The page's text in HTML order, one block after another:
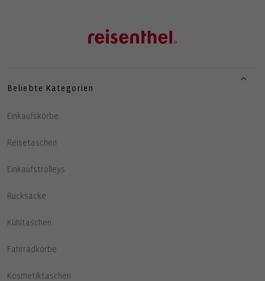
Beliebte Kategorien
Einkaufskörbe
Reisetaschen
Einkaufstrolleys
Rucksäcke
Kühltaschen
Fahrradkörbe
Kosmetiktaschen